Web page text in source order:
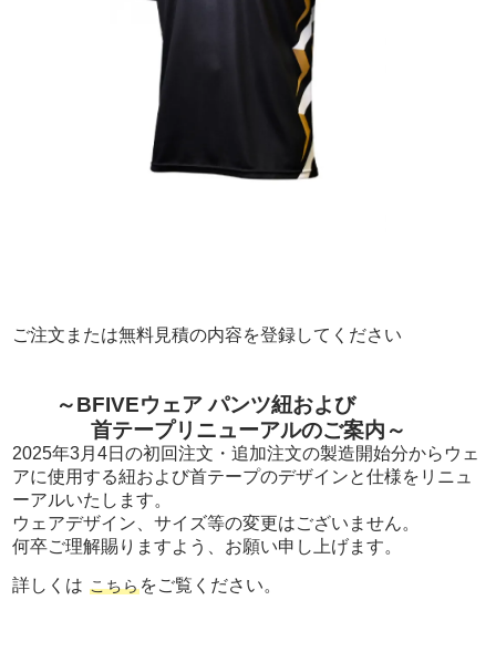
ご注文または無料見積の内容を登録してください
～BFIVEウェア パンツ紐および
首テープリニューアルのご案内～
2025年3月4日の初回注文・追加注文の製造開始分からウェ
アに使用する紐および首テープのデザインと仕様をリニュ
ーアルいたします。
ウェアデザイン、サイズ等の変更はございません。
何卒ご理解賜りますよう、お願い申し上げます。
詳しくは こちらをご覧ください。